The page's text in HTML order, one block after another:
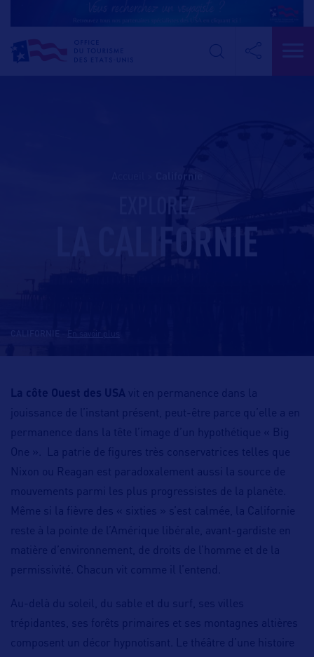
EXPLOREZ
LA CALIFORNIE
La côte Ouest des USA vit en permanence dans la
jouissance de l’instant présent, peut-être parce qu’elle a en
permanence dans la tête l’image d’un hypothétique « Big
One ». La patrie de figures très conservatrices telles que
Nixon ou Reagan est paradoxalement aussi la source de
mouvements parmi les plus progressistes de la planète.
Même si la fièvre des « sixties » s’est calmée, la Californie
reste à la pointe de l’Amérique libérale, avant-gardiste en
matière d’environnement, de droits de l’homme et de la
permissivité. Chacun vit comme il l’entend.
Au-delà du soleil, du sable et du surf, ses villes
trépidantes, ses forêts primaires et ses montagnes altières
composent un décor hypnotisant. Le théâtre d’une histoire